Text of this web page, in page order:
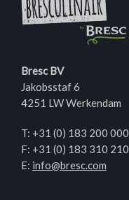
Bresc BV
Jakobsstaf 6
4251 LW Werkendam
T: +31 (0) 183 200 000
F: +31 (0) 183 310 210
E: info@bresc.com